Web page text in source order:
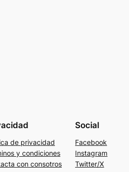
de privacidad
y condiciones
con consotros
Social
Facebook
Instagram
Twitter/X